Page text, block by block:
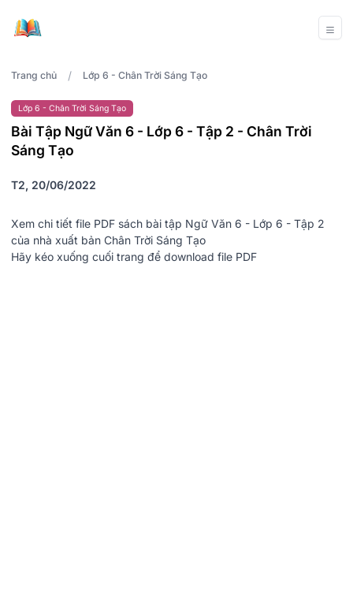
Trang chủ / Lớp 6 - Chân Trời Sáng Tạo
Lớp 6 - Chân Trời Sáng Tạo
Bài Tập Ngữ Văn 6 - Lớp 6 - Tập 2 - Chân Trời
Sáng Tạo
T2, 20/06/2022
Xem chi tiết file PDF sách bài tập Ngữ Văn 6 - Lớp 6 - Tập 2
của nhà xuất bản Chân Trời Sáng Tạo
Hãy kéo xuống cuối trang để download file PDF